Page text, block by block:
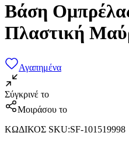
Βάση
Πλαστική
Αγαπημένα
Σύγκρινέ το
Μοιράσου το
ΚΩΔΙΚΟΣ SKU:SF-101519998